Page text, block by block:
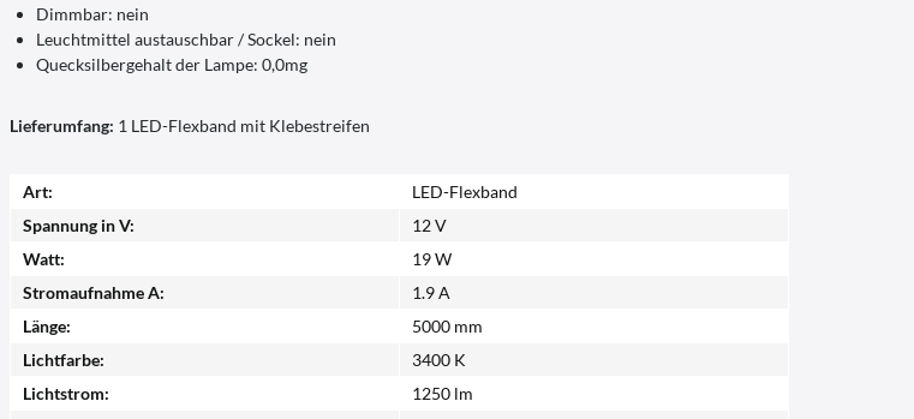
Dimmbar: nein
Leuchtmittel austauschbar / Sockel: nein
Quecksilbergehalt der Lampe: 0,0mg
Lieferumfang: 1 LED-Flexband mit Klebestreifen
Art:
LED-Flexband
Spannung in V:
12 V
Watt:
19 W
Stromaufnahme A:
1.9 A
Länge:
5000 mm
Lichtfarbe:
3400 K
Lichtstrom:
1250 lm